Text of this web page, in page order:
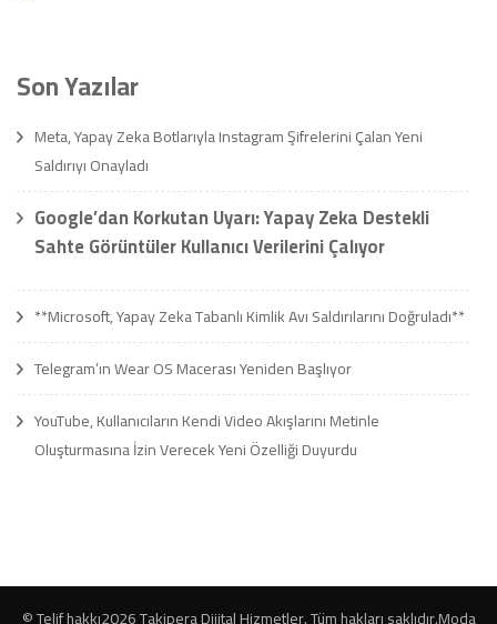
Son Yazılar
Meta, Yapay Zeka Botlarıyla Instagram Şifrelerini Çalan Yeni
Saldırıyı Onayladı
Google’dan Korkutan Uyarı: Yapay Zeka Destekli
Sahte Görüntüler Kullanıcı Verilerini Çalıyor
**Microsoft, Yapay Zeka Tabanlı Kimlik Avı Saldırılarını Doğruladı**
Telegram’ın Wear OS Macerası Yeniden Başlıyor
YouTube, Kullanıcıların Kendi Video Akışlarını Metinle
Oluşturmasına İzin Verecek Yeni Özelliği Duyurdu